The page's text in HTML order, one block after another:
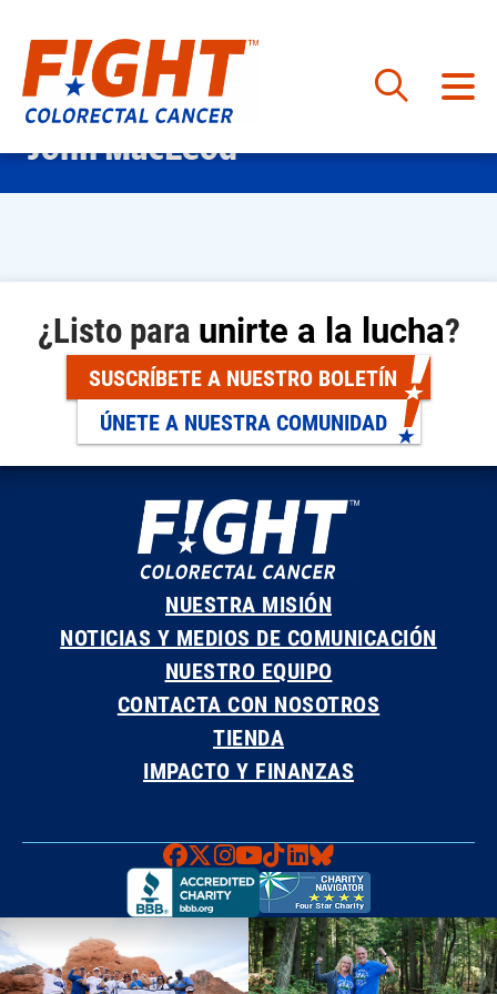
Saltar
al John MacLeod
¿Listo para unirte a la lucha?
SUSCRÍBETE A NUESTRO BOLETÍN
ÚNETE A NUESTRA COMUNIDAD
NUESTRA MISIÓN
NOTICIAS Y MEDIOS DE COMUNICACIÓN
NUESTRO EQUIPO
CONTACTA CON NOSOTROS
TIENDA
IMPACTO Y FINANZAS
Faceboook
X Instagram
YouTube
TikTok
LinkedIn
Bluesky